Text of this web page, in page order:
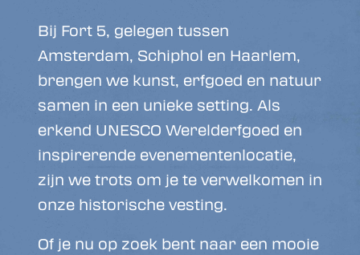
Bij Fort 5, gelegen tussen
Amsterdam, Schiphol en Haarlem,
brengen we kunst, erfgoed en natuur
samen in een unieke setting. Als
erkend UNESCO Werelderfgoed en
inspirerende evenementenlocatie,
zijn we trots om je te verwelkomen in
onze historische vesting.
Of je nu op zoek bent naar een mooie